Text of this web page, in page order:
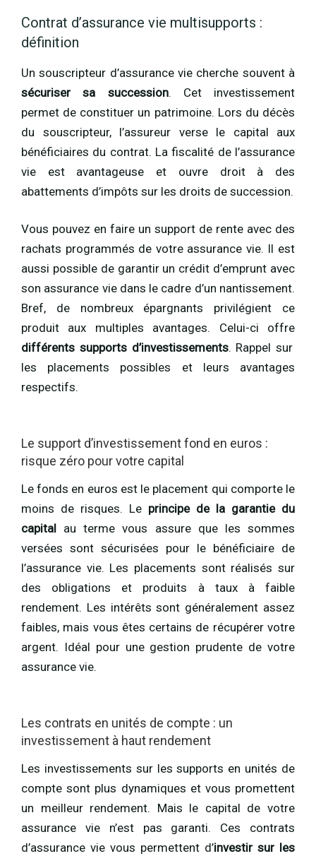
Contrat d’assurance vie multisupports :
définition
Un souscripteur d’assurance vie cherche souvent à
sécuriser sa succession. Cet investissement
permet de constituer un patrimoine. Lors du décès
du souscripteur, l’assureur verse le capital aux
bénéficiaires du contrat. La fiscalité de l’assurance
vie est avantageuse et ouvre droit à des
abattements d’impôts sur les droits de succession.
Vous pouvez en faire un support de rente avec des
rachats programmés de votre assurance vie. Il est
aussi possible de garantir un crédit d’emprunt avec
son assurance vie dans le cadre d’un nantissement.
Bref, de nombreux épargnants privilégient ce
produit aux multiples avantages. Celui-ci offre
différents supports d’investissements. Rappel sur
les placements possibles et leurs avantages
respectifs.
Le support d’investissement fond en euros :
risque zéro pour votre capital
Le fonds en euros est le placement qui comporte le
moins de risques. Le principe de la garantie du
capital au terme vous assure que les sommes
versées sont sécurisées pour le bénéficiaire de
l’assurance vie. Les placements sont réalisés sur
des obligations et produits à taux à faible
rendement. Les intérêts sont généralement assez
faibles, mais vous êtes certains de récupérer votre
argent. Idéal pour une gestion prudente de votre
assurance vie.
Les contrats en unités de compte : un
investissement à haut rendement
Les investissements sur les supports en unités de
compte sont plus dynamiques et vous promettent
un meilleur rendement. Mais le capital de votre
assurance vie n’est pas garanti. Ces contrats
d’assurance vie vous permettent d’investir sur les